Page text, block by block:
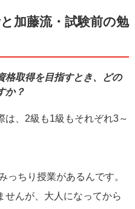
加藤流・試験前の勉
格取得を目指すとき、どの
か？
は、2級も1級もそれぞれ3～
っちり授業があるんです。
せんが、大人になってから